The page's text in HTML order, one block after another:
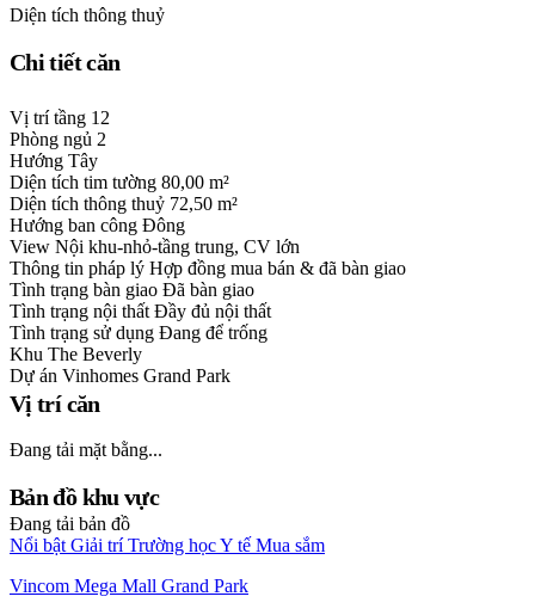
Diện tích thông thuỷ
Chi tiết căn
Vị trí tầng 12
Phòng ngủ 2
Hướng Tây
Diện tích tim tường 80,00 m²
Diện tích thông thuỷ 72,50 m²
Hướng ban công Đông
View Nội khu-nhỏ-tầng trung, CV lớn
Thông tin pháp lý Hợp đồng mua bán & đã bàn giao
Tình trạng bàn giao Đã bàn giao
Tình trạng nội thất Đầy đủ nội thất
Tình trạng sử dụng Đang để trống
Khu The Beverly
Dự án Vinhomes Grand Park
Vị trí căn
Đang tải mặt bằng...
Bản đồ khu vực
Đang tải bản đồ
Nổi bật Giải trí Trường họcY tế Mua sắm
Vincom Mega Mall Grand Park